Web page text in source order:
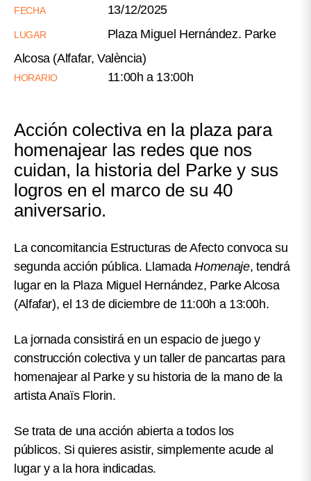
FECHA 13/12/2025
LUGAR
Plaza Miguel Hernández. Parke
Alcosa (Alfafar, València)
HORARIO 11:00h a 13:00h
Acción colectiva en la plaza para
homenajear las redes que nos
cuidan, la historia del Parke y sus
logros en el marco de su 40
aniversario.
La concomitancia Estructuras de Afecto convoca su
segunda acción pública. LlamadaHomenaje, tendrá
lugar en la Plaza Miguel Hernández, Parke Alcosa
(Alfafar), el 13 de diciembre de 11:00h a 13:00h.
La jornada consistirá en un espacio de juego y
construcción colectiva y un taller de pancartas para
homenajear al Parke y su historia de la mano de la
artista Anaïs Florin.
Se trata de una acción abierta a todos los
públicos. Si quieres asistir, simplemente acude al
lugar y a la hora indicadas.